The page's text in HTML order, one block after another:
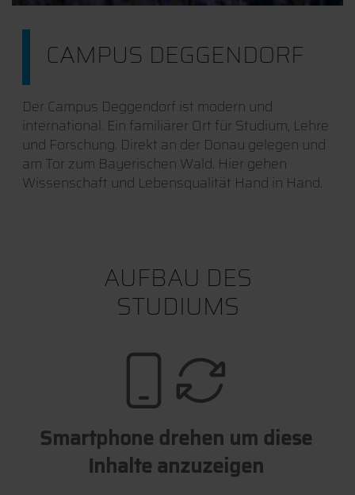
CAMPUS DEGGENDORF
Der Campus Deggendorf ist modern und
international. Ein familiärer Ort für Studium, Lehre
und Forschung. Direkt an der Donau gelegen und
am Tor zum Bayerischen Wald. Hier gehen
Wissenschaft und Lebensqualität Hand in Hand.
AUFBAU DES
STUDIUMS
Smartphone drehen um diese
Inhalte anzuzeigen